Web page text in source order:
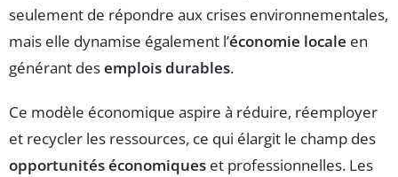
seulement de répondre aux crises environnementales,
mais elle dynamise également l’économie locale en
générant desemplois durables.
Ce modèle économique aspire à réduire, réemployer
et recycler les ressources, ce qui élargit le champ des
opportunités économiques et professionnelles. Les